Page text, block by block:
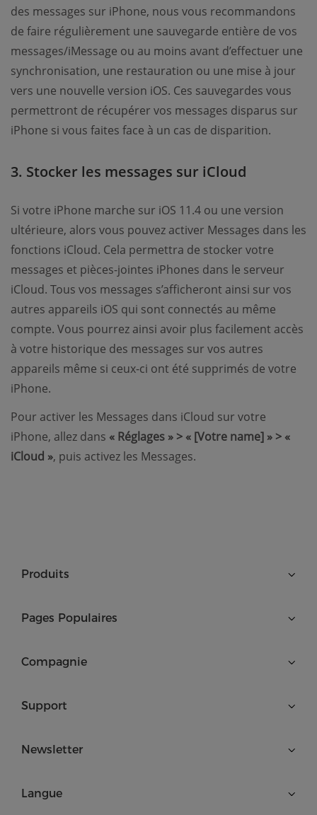
des messages sur iPhone, nous vous recommandons
de faire régulièrement une sauvegarde entière de vos
messages/iMessage ou au moins avant d’effectuer une
synchronisation, une restauration ou une mise à jour
vers une nouvelle version iOS. Ces sauvegardes vous
permettront de récupérer vos messages disparus sur
iPhone si vous faites face à un cas de disparition.
3. Stocker les messages sur iCloud
Si votre iPhone marche sur iOS 11.4 ou une version
ultérieure, alors vous pouvez activer Messages dans les
fonctions iCloud. Cela permettra de stocker votre
messages et pièces-jointes iPhones dans le serveur
iCloud. Tous vos messages s’afficheront ainsi sur vos
autres appareils iOS qui sont connectés au même
compte. Vous pourrez ainsi avoir plus facilement accès
à votre historique des messages sur vos autres
appareils même si ceux-ci ont été supprimés de votre
iPhone.
Pour activer les Messages dans iCloud sur votre
iPhone, allez dans « Réglages » > « [Votre name] » > «
iCloud », puis activez les Messages.
Produits
Pages Populaires
Compagnie
Support
Newsletter
Langue